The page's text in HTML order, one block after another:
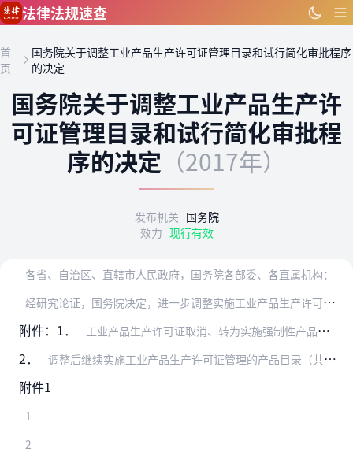
跳到主要内容
法律法规速查
首
页
国务院关于调整工业产品生产许可证管理目录和试行简化审批程序
的决定
国务院关于调整工业产品生产许
可证管理目录和试行简化审批程
序的决定 （2017年）
发布机关 国务院
效力 现行有效
各省、自治区、直辖市人民政府，国务院各部委、各直属机构：
经
研究论证，国务院决定，进一步调整实施工业产品生产许可证管理的产品目录，取消19类工业产品生产许可证管理，将3类工业产品由实施生产许可证管理转为实施强制性产品认…
附件：1．
工业产品生产许可证取消、转为实施强制性产品认证管理、下放管理权限的产品目录（共计30类）
2． 调整后继续实施工业产品生产许可证管理的产品目录（共计38类）
附件1
1
2